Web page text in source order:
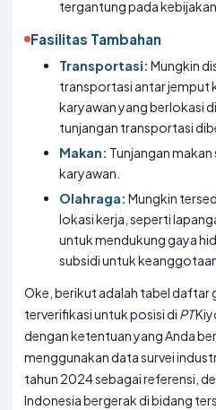
tergantung pada kebijakan
Fasilitas Tambahan
Transportasi: Mungkin
transportasi antar jemput
karyawan yang berlokasi
tunjangan transportasi
Makan: Tunjangan
karyawan.
Olahraga: Mungkin
lokasi kerja, seperti
untuk mendukung gaya
subsidi untuk
Oke, berikut adalah tabel daftar
terverifikasi untuk posisi di PT
dengan ketentuan yang Anda
menggunakan data survei
tahun 2024 sebagai referensi,
Indonesia bergerak di bidang